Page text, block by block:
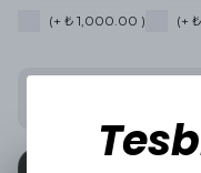
(+ ₺ 1,000.00 ) (+